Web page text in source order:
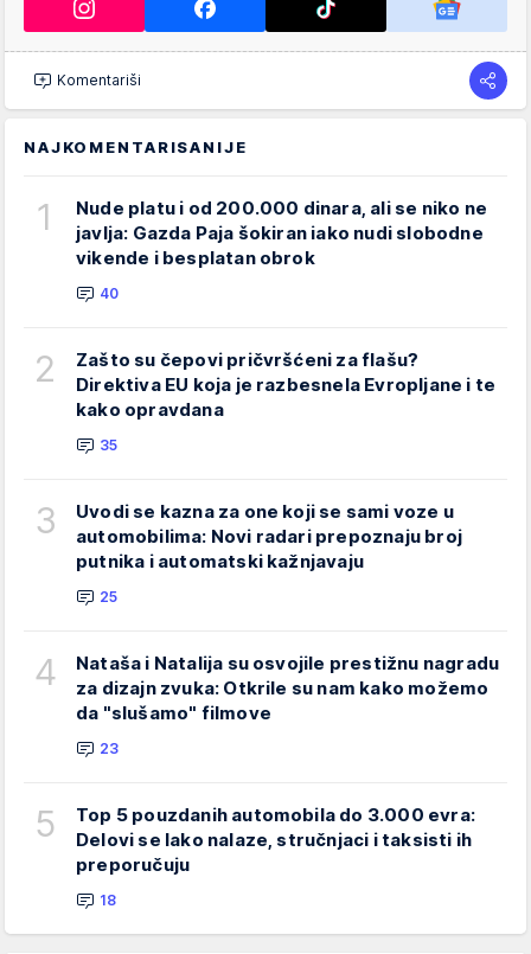
Komentariši
NAJKOMENTARISANIJE
1
Nude platu i od 200.000 dinara, ali se niko ne
javlja: Gazda Paja šokiran iako nudi slobodne
vikende i besplatan obrok
40
2
Zašto su čepovi pričvršćeni za flašu?
Direktiva EU koja je razbesnela Evropljane i te
kako opravdana
35
3
Uvodi se kazna za one koji se sami voze u
automobilima: Novi radari prepoznaju broj
putnika i automatski kažnjavaju
25
4
Nataša i Natalija su osvojile prestižnu nagradu
za dizajn zvuka: Otkrile su nam kako možemo
da "slušamo" filmove
23
5
Top 5 pouzdanih automobila do 3.000 evra:
Delovi se lako nalaze, stručnjaci i taksisti ih
preporučuju
18